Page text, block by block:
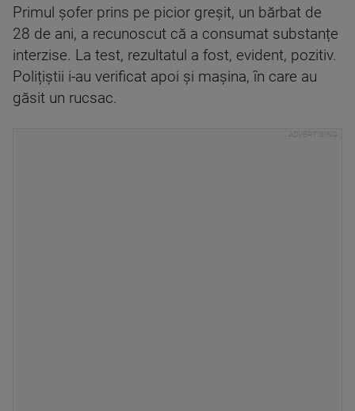
Primul șofer prins pe picior greșit, un bărbat de
28 de ani, a recunoscut că a consumat substanțe
interzise. La test, rezultatul a fost, evident, pozitiv.
Polițiștii i-au verificat apoi și mașina, în care au
găsit un rucsac.